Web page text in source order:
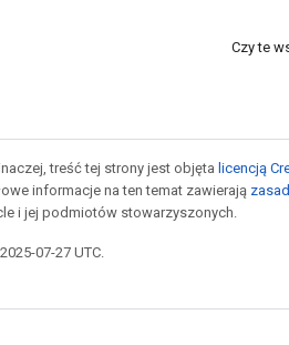
Czy te
treść tej strony jest objęta licencją
informacje na ten temat zawierają
i jej podmiotów stowarzyszonych.
07-27 UTC.